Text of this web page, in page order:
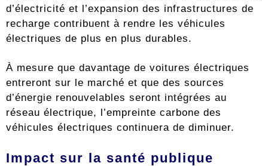
d’électricité et l’expansion des infrastructures de
recharge contribuent à rendre les véhicules
électriques de plus en plus durables.
À mesure que davantage de voitures électriques
entreront sur le marché et que des sources
d’énergie renouvelables seront intégrées au
réseau électrique, l’empreinte carbone des
véhicules électriques continuera de diminuer.
Impact sur la santé publique